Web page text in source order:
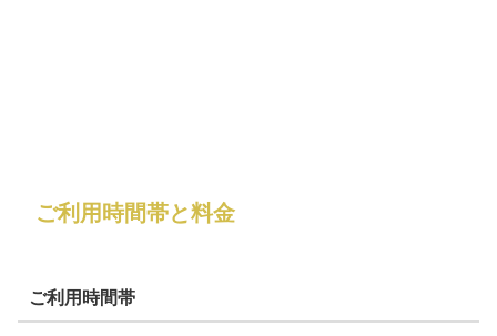
ご利用時間帯と料金
ご利用時間帯